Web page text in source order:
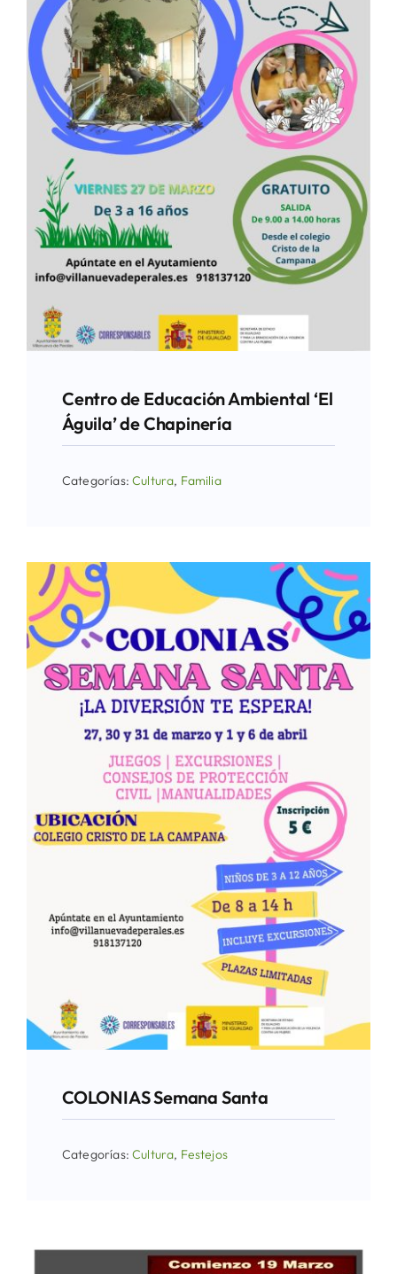
Centro de Educación Ambiental ‘El
Águila’ de Chapinería
Categorías:Cultura, Familia
COLONIAS Semana Santa
Categorías:Cultura, Festejos